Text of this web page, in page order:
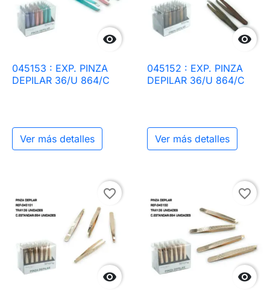

045153 : EXP. PINZA
DEPILAR 36/U 864/C
Ver más detalles

045152 : EXP. PINZA
DEPILAR 36/U 864/C
Ver más detalles

favorite_border

favorite_border